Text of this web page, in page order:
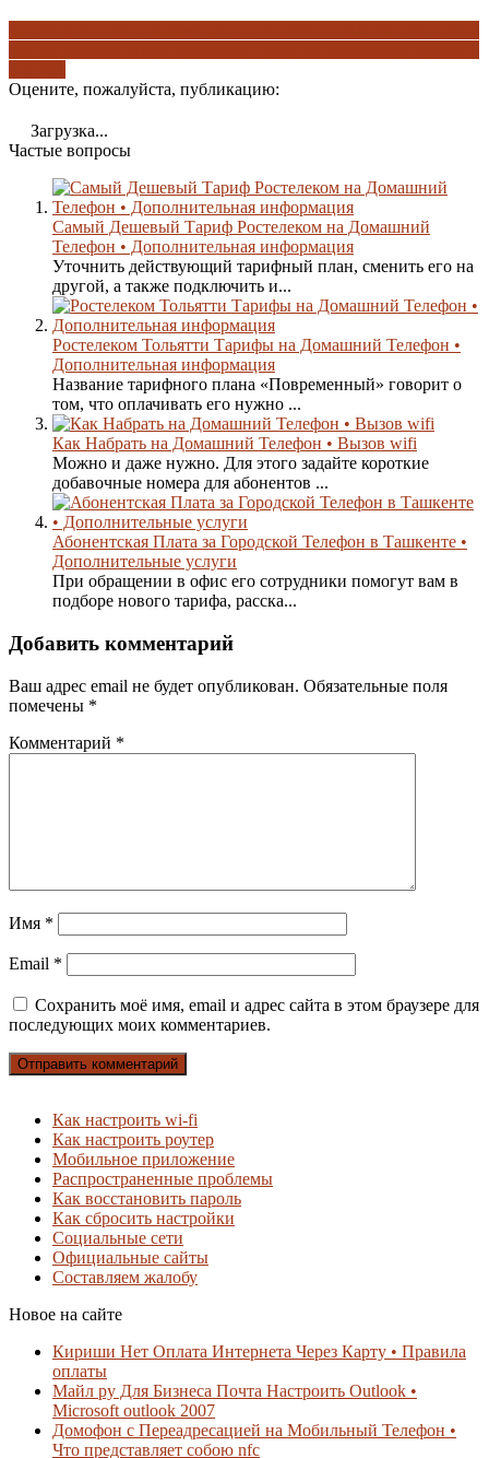
Оцените, пожалуйста, публикацию:
Загрузка...
Частые вопросы
Самый Дешевый Тариф Ростелеком на Домашний
Телефон • Дополнительная информация
Уточнить действующий тарифный план, сменить его на
другой, а также подключить и...
Ростелеком Тольятти Тарифы на Домашний Телефон •
Дополнительная информация
Название тарифного плана «Повременный» говорит о
том, что оплачивать его нужно ...
Как Набрать на Домашний Телефон • Вызов wifi
Можно и даже нужно. Для этого задайте короткие
добавочные номера для абонентов ...
Абонентская Плата за Городской Телефон в Ташкенте •
Дополнительные услуги
При обращении в офис его сотрудники помогут вам в
подборе нового тарифа, расска...
Добавить комментарий
Ваш адрес email не будет опубликован. Обязательные поля
помечены *
Комментарий *
Имя *
Email *
Сохранить моё имя, email и адрес сайта в этом браузере для
последующих моих комментариев.
Как настроить wi-fi
Как настроить роутер
Мобильное приложение
Распространенные проблемы
Как восстановить пароль
Как сбросить настройки
Социальные сети
Официальные сайты
Составляем жалобу
Новое на сайте
Кириши Нет Оплата Интернета Через Карту • Правила
оплаты
Майл ру Для Бизнеса Почта Настроить Outlook •
Microsoft outlook 2007
Домофон с Переадресацией на Мобильный Телефон •
Что представляет собою nfc